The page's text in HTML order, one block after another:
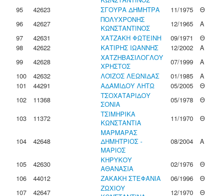
95
42623 ΣΓΟΥΡΑ ΔΗΜΗΤΡΑ 11/1975
Θ
96
42627
ΠΟΛΥΧΡΟΝΗΣ
ΚΩΝΣΤΑΝΤΙΝΟΣ
12/1965
Α
97
42631 ΧΑΤΖΑΚΗ ΦΩΤΕΙΝΗ 09/1971
Θ
98
42622 ΚΑΤΙΡΗΣ ΙΩΑΝΝΗΣ 12/2002
Α
99
42628
ΧΑΤΖΗΒΑΣΙΛΟΓΛΟΥ
ΧΡΗΣΤΟΣ
07/1999
Α
100
42632 ΛΟΪΖΟΣ ΛΕΩΝΙΔΑΣ 01/1985
Α
101
44291 ΑΔΑΜΙΔΟΥ ΛΗΤΩ 05/2005
Θ
102
11368
ΤΣΟΧΑΤΑΡΙΔΟΥ
ΣΟΝΙΑ
05/1978
Θ
103
11372
ΤΣΙΜΗΡΙΚΑ
ΚΩΝΣΤΑΝΤΙΑ
11/1970 Θ
104 42648
ΜΑΡΜΑΡΑΣ
ΔΗΜΗΤΡΙΟΣ -
ΜΑΡΙΟΣ
08/2004 Α
105 42630
ΚΗΡΥΚΟΥ
ΑΘΑΝΑΣΙΑ
02/1976
Θ
106
44012 ΖΑΚΑΚΗ ΣΤΕΦΑΝΙΑ 06/1996
Θ
107
42647
ΖΩΧΙΟΥ
12/1970
Θ